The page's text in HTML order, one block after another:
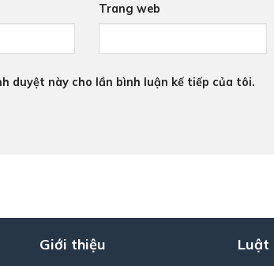
Trang web
duyệt này cho lần bình luận kế tiếp của tôi.
Giới thiệu Luật